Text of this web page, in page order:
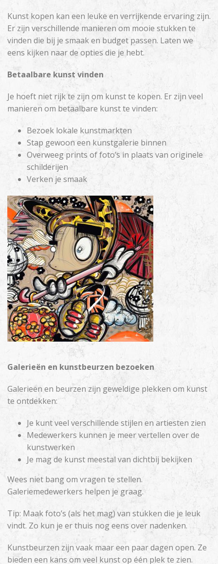
Kunst kopen kan een leuke en verrijkende ervaring zijn.
Er zijn verschillende manieren om mooie stukken te
vinden die bij je smaak en budget passen. Laten we
eens kijken naar de opties die je hebt.
Betaalbare kunst vinden
Je hoeft niet rijk te zijn om kunst te kopen. Er zijn veel
manieren om betaalbare kunst te vinden:
Bezoek lokale kunstmarkten
Stap gewoon een kunstgalerie binnen
Overweeg prints of foto’s in plaats van originele
schilderijen
Verken je smaak
Galerieën en kunstbeurzen bezoeken
Galerieën en beurzen zijn geweldige plekken om kunst
te ontdekken:
Je kunt veel verschillende stijlen en artiesten zien
Medewerkers kunnen je meer vertellen over de
kunstwerken
Je mag de kunst meestal van dichtbij bekijken
Wees niet bang om vragen te stellen.
Galeriemedewerkers helpen je graag.
Tip: Maak foto’s (als het mag) van stukken die je leuk
vindt. Zo kun je er thuis nog eens over nadenken.
Kunstbeurzen zijn vaak maar een paar dagen open. Ze
bieden een kans om veel kunst op één plek te zien.